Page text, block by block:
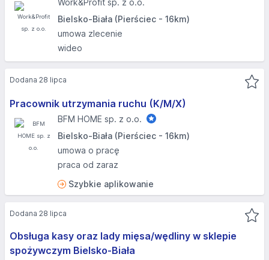
Work&Profit sp. z o.o.
Bielsko-Biała (Pierściec - 16km)
umowa zlecenie
wideo
Pracownik utrzymania ruchu (K/M/X)
BFM HOME sp. z o.o.
Bielsko-Biała (Pierściec - 16km)
umowa o pracę
praca od zaraz
Szybkie aplikowanie
Dodana 28 lipca
Obsługa kasy oraz lady mięsa/wędliny w sklepie
spożywczym Bielsko-Biała
Dodana 28 lipca